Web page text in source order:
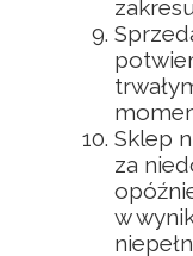
Sklep
za
w